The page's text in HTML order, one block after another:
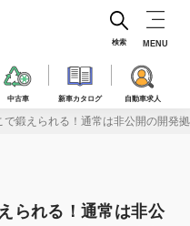
中古車 新車カタログ 自動車求人
検索 MENU
で鍛えられる！通常は非公開の開発
られる！通常は非公